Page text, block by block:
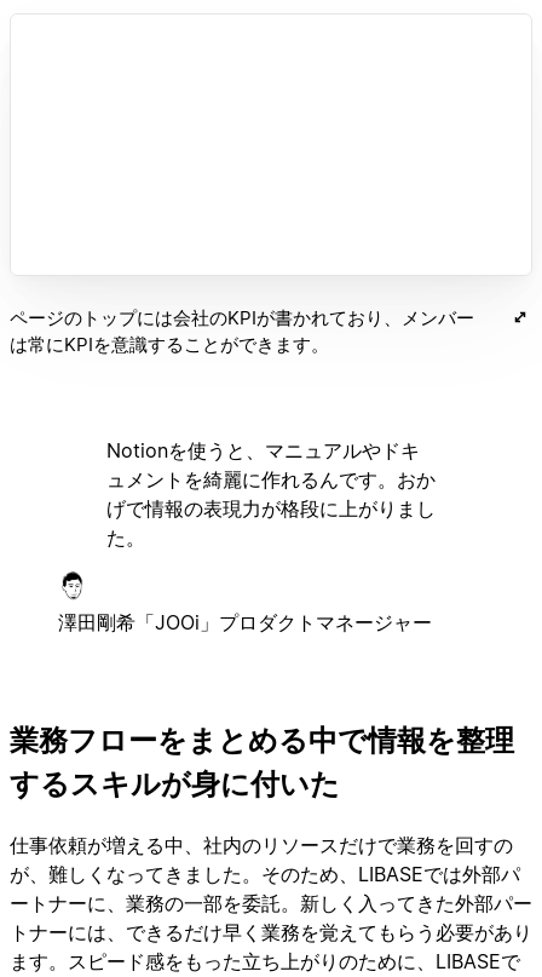
ページのトップには会社のKPIが書かれており、メンバー
は常にKPIを意識することができます。
Notionを使うと、マニュアルやドキ
ュメントを綺麗に作れるんです。おか
げで情報の表現力が格段に上がりまし
た。
澤田剛希 「JOOi」プロダクトマネージャー
業務フローをまとめる中で情報を整理
するスキルが身に付いた
仕事依頼が増える中、社内のリソースだけで業務を回すの
が、難しくなってきました。そのため、LIBASEでは外部パ
ートナーに、業務の一部を委託。新しく入ってきた外部パー
トナーには、できるだけ早く業務を覚えてもらう必要があり
ます。スピード感をもった立ち上がりのために、LIBASEで